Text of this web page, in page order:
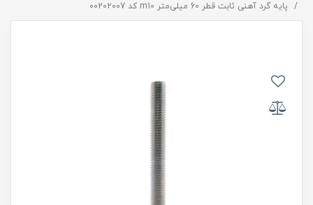
پایه گرد آهنی ثابت قطر 60 میلی‌متر m10 کد 00202007